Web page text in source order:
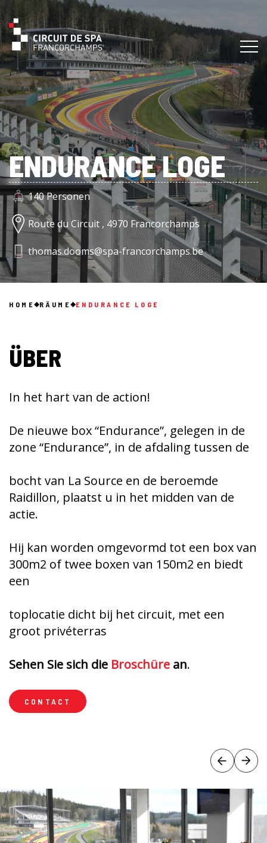
ENDURANCE LOGE
140 Personen
Route du Circuit , 4970 Francorchamps
thomas.dooms@spa-francorchamps.be
HOME RÄUME ENDURANCE LOGE
ÜBER
In het hart van de action!
De nieuwe box “Endurance”, gelegen in de
zone “Endurance”, in de afdaling tussen de
bocht van La Source en de beroemde
Raidillon, plaatst u in het midden van de
actie.
Hij kan worden omgevormd tot een box van
300m2 of twee boxen van 150m2 en biedt
een
toplocatie dicht bij het circuit, met een
groot privéterras
Sehen Sie sich die Broschüre an.
CONTACT